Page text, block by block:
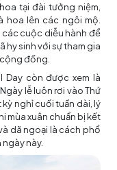
tại đài tưởng niệm,
hoa lên các ngôi mộ.
cuộc diễu hành để
hy sinh với sự tham gia
đồng.
Day còn được xem là
lễ luôn rơi vào Thứ
nghỉ cuối tuần dài, lý
mùa xuân chuẩn bị kết
dã ngoại là cách phổ
này.